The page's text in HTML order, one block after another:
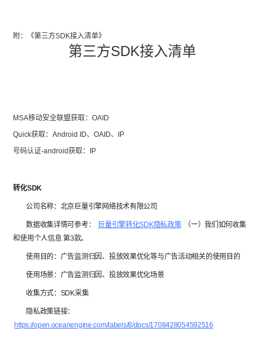
附：《第三方SDK接入清单》
第三方SDK接入清单
MSA移动安全联盟获取：OAID
Quick获取：Android ID、OAID、IP
号码认证-android获取：IP
转化SDK
公司名称：北京巨量引擎网络技术有限公司
数据收集详情可参考： 巨量引擎转化SDK隐私政策
（一）我们如何收集
和使用个人信息 第3款。
使用目的：广告监测归因、投放效果优化等与广告活动相关的使用目的
使用场景：广告监测归因、投放效果优化场景
收集方式：SDK采集
隐私政策链接：
https://open.oceanengine.com/labels/8/docs/1708428054592516